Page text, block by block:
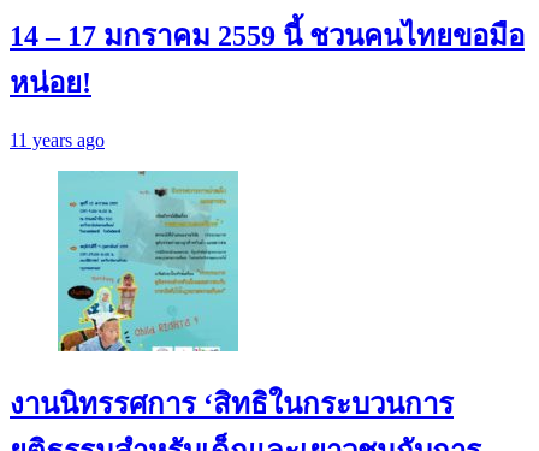
14 – 17 มกราคม 2559 นี้ ชวนคนไทยขอมือ
หน่อย!
11 years ago
งานนิทรรศการ ‘สิทธิในกระบวนการ